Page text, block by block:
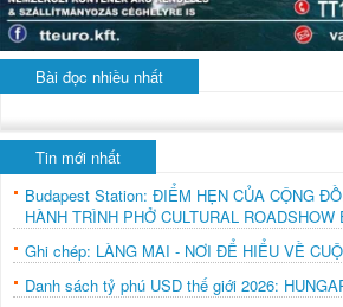
Bài đọc nhiều nhất
Tin mới nhất
Budapest Station: ĐIỂM HẸN CỦA CỘNG
HÀNH TRÌNH PHỞ CULTURAL ROADSHOW
Ghi chép: LÀNG MAI - NƠI ĐỂ HIỂU VỀ
Danh sách tỷ phú USD thế giới 2026: